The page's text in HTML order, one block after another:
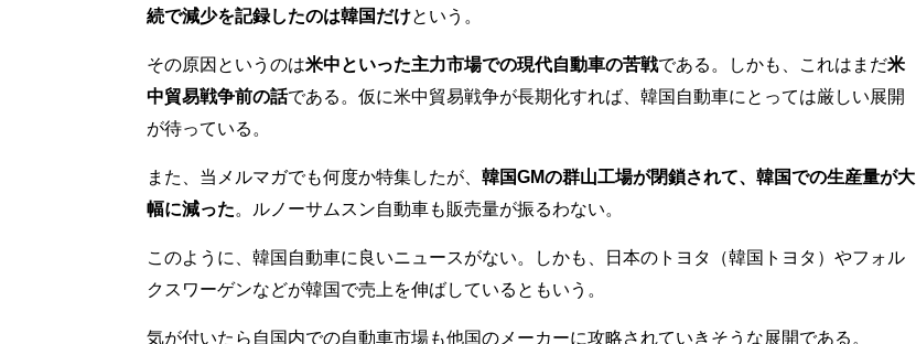
続で減少を記録したのは韓国だけという。
その原因というのは米中といった主力市場での現代自動車の苦戦である。しかも、これはまだ米
中貿易戦争前の話である。仮に米中貿易戦争が長期化すれば、韓国自動車にとっては厳しい展開
が待っている。
また、当メルマガでも何度か特集したが、 韓国GMの群山工場が閉鎖されて、韓国での生産量が大
幅に減った。ルノーサムスン自動車も販売量が振るわない。
このように、韓国自動車に良いニュースがない。しかも、日本のトヨタ（韓国トヨタ）やフォル
クスワーゲンなどが韓国で売上を伸ばしているともいう。
気が付いたら自国内での自動車市場も他国のメーカーに攻略されていきそうな展開である。